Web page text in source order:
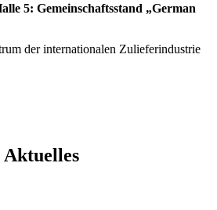
5: Gemeinschaftsstand „German
der internationalen Zulieferindustrie
Aktuelles